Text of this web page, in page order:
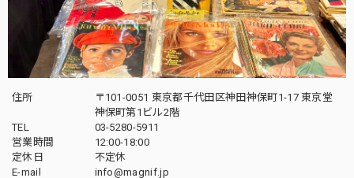
住所
〒101-0051 東京都千代田区神田神保町1-17 東京堂
神保町第1ビル2階
TEL
03-5280-5911
営業時間
12:00-18:00
定休日
不定休
E-mail
info@magnif.jp